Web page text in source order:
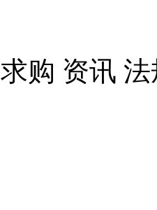
求购 资讯 法